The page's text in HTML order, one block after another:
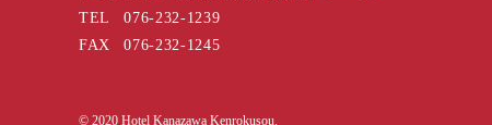
TEL
076-232-1239
FAX
076-232-1245
© 2020 Hotel Kanazawa Kenrokusou.